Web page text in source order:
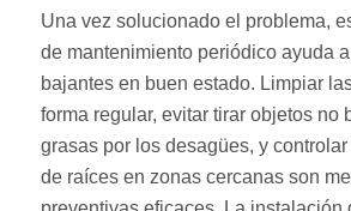
Una vez solucionado el problema,
de mantenimiento periódico ayuda
bajantes en buen estado. Limpiar
forma regular, evitar tirar objetos no
grasas por los desagües, y
de raíces en zonas cercanas son